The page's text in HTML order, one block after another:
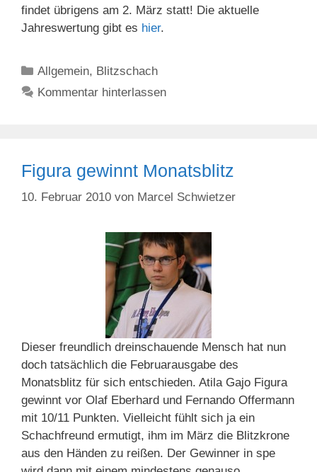
findet übrigens am 2. März statt! Die aktuelle
Jahreswertung gibt es hier.
Kategorien
Allgemein, Blitzschach
Kommentar hinterlassen
Figura gewinnt Monatsblitz
10. Februar 2010 von Marcel Schwietzer
Dieser freundlich dreinschauende Mensch hat nun
doch tatsächlich die Februarausgabe des
Monatsblitz für sich entschieden. Atila Gajo Figura
gewinnt vor Olaf Eberhard und Fernando Offermann
mit 10/11 Punkten. Vielleicht fühlt sich ja ein
Schachfreund ermutigt, ihm im März die Blitzkrone
aus den Händen zu reißen. Der Gewinner in spe